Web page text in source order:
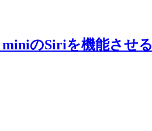
のSiriを機能させる